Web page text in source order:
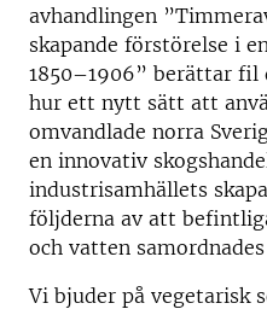
avhandlingen
skapande förstörelse i
1850–1906” berättar fil
hur ett nytt sätt att
omvandlade norra
en innovativ
industrisamhällets
följderna av att
och vatten
Vi bjuder på vegetarisk